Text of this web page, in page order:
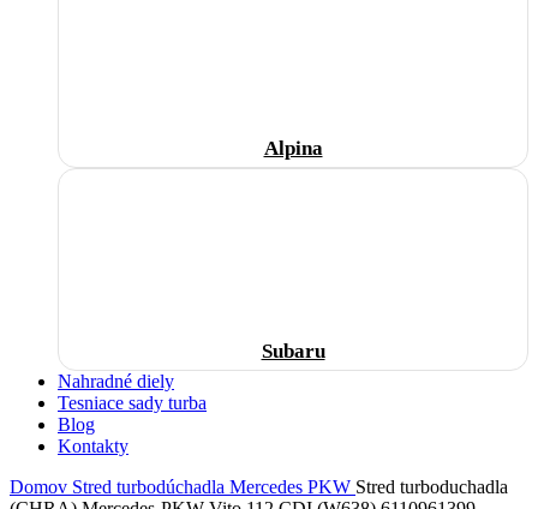
Alpina
Subaru
Nahradné diely
Tesniace sady turba
Blog
Kontakty
Domov Stred turbodúchadla Mercedes PKW Stred turboduchadla